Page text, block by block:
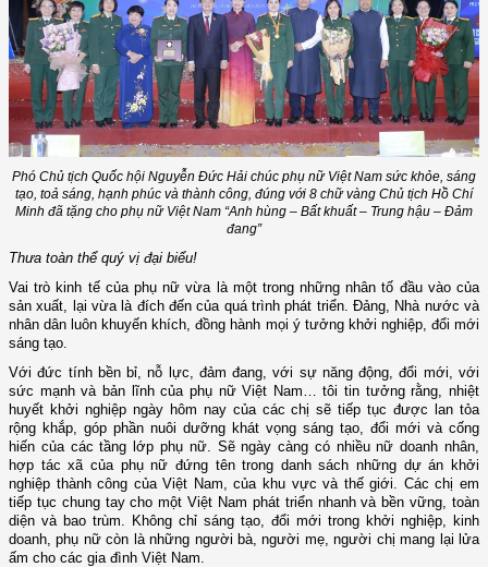
Phó Chủ tịch Quốc hội Nguyễn Đức Hải chúc phụ nữ Việt Nam sức khỏe, sáng
tạo, toả sáng, hạnh phúc và thành công đúng với 8 chữ vàng Chủ tịch Hồ Chí
Minh đã tặng cho phụ nữ Việt Nam “Anh hùng – Bất khuất – Trung hậu – Đảm
đang”
Thưa toàn thể quý vị đại biểu!
Vai trò kinh tế của phụ nữ vừa là một trong những nhân tố đầu vào của
sản xuất, lại vừa là đích đến của quá trình phát triển. Đảng, Nhà nước và
nhân dân luôn khuyến khích, đồng hành mọi ý tưởng khởi nghiệp, đổi mới
sáng tạo.
Với đức tính bền bỉ, nỗ lực,
đảm đang, với sự năng động, đổi mới, với
sức mạnh và bản lĩnh của phụ nữ Việt Nam… tôi tin tưởng rằng, nhiệt
huyết khởi nghiệp ngày hôm nay của các chị sẽ tiếp tục được lan tỏa
rộng khắp, góp phần nuôi dưỡng khát vọng sáng tạo, đổi mới và cống
hiến của các tầng lớp phụ nữ. Sẽ ngày càng có nhiều nữ doanh nhân,
hợp tác xã của phụ nữ đứng tên trong danh sách những dự án khởi
nghiệp thành công của Việt Nam, của khu vực và thế giới. Các chị em
tiếp tục chung tay cho một Việt Nam phát triển nhanh và bền vững, toàn
diện và bao trùm. Không chỉ sáng tạo, đổi mới trong khởi nghiệp, kinh
doanh, phụ nữ còn là những người bà, người mẹ, người chị mang lại lửa
ấm cho các gia đình Việt Nam.